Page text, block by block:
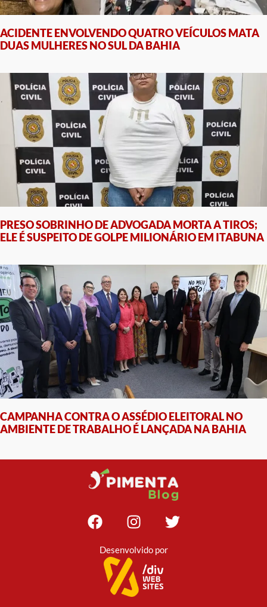
ACIDENTE ENVOLVENDO QUATRO VEÍCULOS MATA
DUAS MULHERES NO SUL DA BAHIA
PRESO SOBRINHO DE ADVOGADA MORTA A TIROS;
ELE É SUSPEITO DE GOLPE MILIONÁRIO EM ITABUNA
CAMPANHA CONTRA O ASSÉDIO ELEITORAL NO
AMBIENTE DE TRABALHO É LANÇADA NA BAHIA
Desenvolvido por